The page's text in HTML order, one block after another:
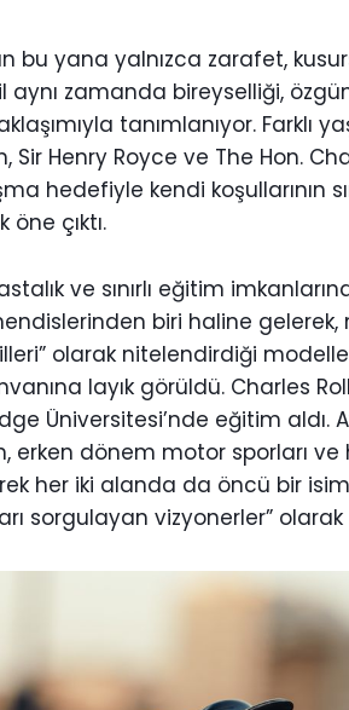
bu yana yalnızca zarafet,
zamanda bireyselliği,
tanımlanıyor. Farklı
Sir Henry Royce ve The Hon.
hedefiyle kendi koşullarının
çıktı.
ve sınırlı eğitim
biri haline gelerek,
olarak nitelendirdiği
layık görüldü. Charles
Üniversitesi’nde eğitim aldı.
dönem motor sporları ve
her iki alanda da öncü bir
sorgulayan vizyonerler” olarak